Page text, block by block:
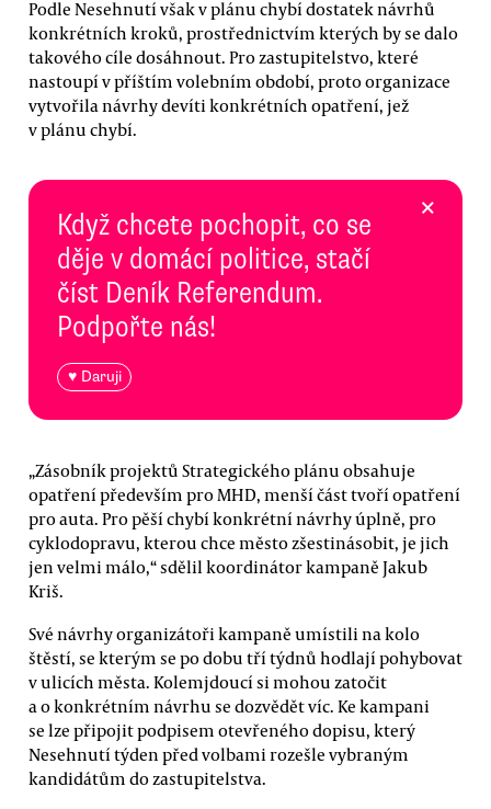
Podle Nesehnutí však v plánu chybí dostatek návrhů
konkrétních kroků, prostřednictvím kterých by se dalo
takového cíle dosáhnout. Pro zastupitelstvo, které
nastoupí v příštím volebním období, proto organizace
vytvořila návrhy devíti konkrétních opatření, jež
v plánu chybí.
Když chcete pochopit, co se
děje v domácí politice, stačí
číst Deník Referendum.
Podpořte nás!
♥ Daruji
×
„Zásobník projektů Strategického plánu obsahuje
opatření především pro MHD, menší část tvoří opatření
pro auta. Pro pěší chybí konkrétní návrhy úplně, pro
cyklodopravu, kterou chce město zšestinásobit, je jich
jen velmi málo,“ sdělil koordinátor kampaně Jakub
Kriš.
Své návrhy organizátoři kampaně umístili na kolo
štěstí, se kterým se po dobu tří týdnů hodlají pohybovat
v ulicích města. Kolemjdoucí si mohou zatočit
a o konkrétním návrhu se dozvědět víc. Ke kampani
se lze připojit podpisem otevřeného dopisu, který
Nesehnutí týden před volbami rozešle vybraným
kandidátům do zastupitelstva.